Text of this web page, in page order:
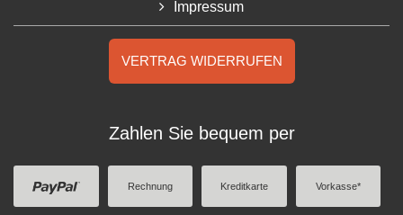
Impressum
VERTRAG WIDERRUFEN
Zahlen Sie bequem per
Rechnung Kreditkarte Vorkasse*